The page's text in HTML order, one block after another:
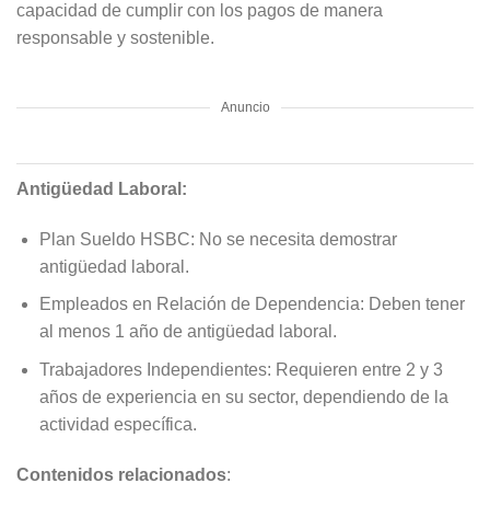
capacidad de cumplir con los pagos de manera
responsable y sostenible.
Anuncio
Antigüedad Laboral:
Plan Sueldo HSBC: No se necesita demostrar
antigüedad laboral.
Empleados en Relación de Dependencia: Deben tener
al menos 1 año de antigüedad laboral.
Trabajadores Independientes: Requieren entre 2 y 3
años de experiencia en su sector, dependiendo de la
actividad específica.
Contenidos relacionados: